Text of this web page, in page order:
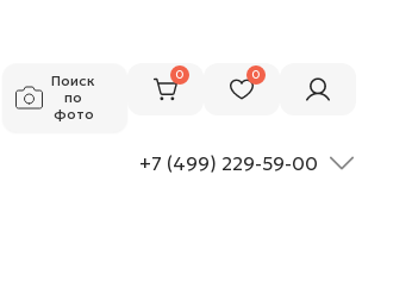
Поиск
по
фото
0 0
+7 (499) 229-59-00